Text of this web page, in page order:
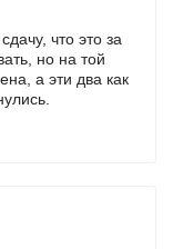
что это за
но на той
а эти два как